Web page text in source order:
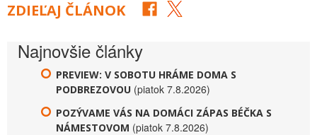
ZDIEĽAJ ČLÁNOK
Najnovšie články
PREVIEW: V SOBOTU HRÁME DOMA S
PODBREZOVOU (piatok 7.8.2026)
POZÝVAME VÁS NA DOMÁCI ZÁPAS BÉČKA S
NÁMESTOVOM (piatok 7.8.2026)